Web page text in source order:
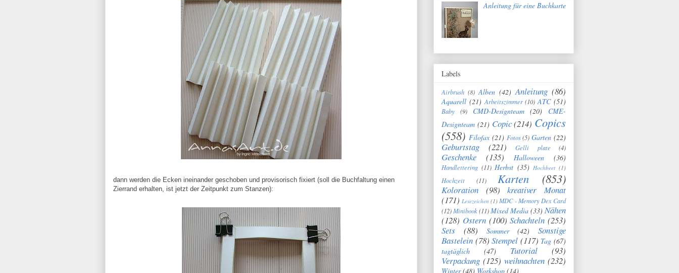
dann werden die Ecken ineinander geschoben und provisorisch fixiert (soll die Buchfaltung einen
Zierrand erhalten, ist jetzt der Zeitpunkt zum Stanzen):
Anleitung für eine Buchkarte
Labels
Airbrush (8) Alben (42) Anleitung (86)
Aquarell (21) Arbeitszimmer (10) ATC (51)
Baby (9) CMD-Designteam (20)
CME-
Designteam (21) Copic (214) Copics
(558) Filofax (21) Fotos (5) Garten (22)
Geburtstag (221) Gelli plate (4)
Geschenke (135) Halloween (36)
Handlettering (11) Herbst (35) Hochbeet (1)
Hochzeit (11) Karten (853)
Koloration (98)
kreativer Monat
(171) Lesezeichen (1) MDC - Memory Dex Card
(12)Minibook(11) Mixed Media (33) Nähen
(128) Ostern (100) Schachteln (253)
Sets
(88) Sommer (42)
Sonstige
Bastelein (78) Stempel (117) Tag (67)
tagtäglich
(47) Tutorial
(93)
Verpackung (125) weihnachten (232)
Winter (48) Workshop (14)